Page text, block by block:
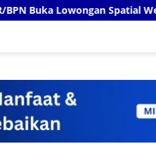
Spatial Web Programmer